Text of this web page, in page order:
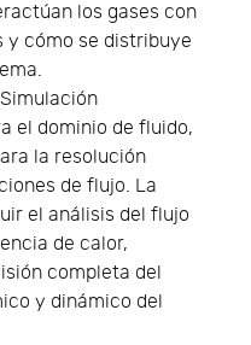
los gases con
y cómo se distribuye
el dominio de fluido,
la resolución
de flujo. La
el análisis del flujo
de calor,
completa del
y dinámico del